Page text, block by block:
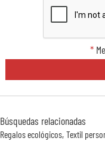
*
Búsquedas relacionadas
Regalos ecológicos Textil